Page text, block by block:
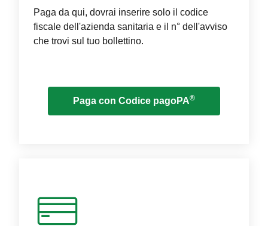
Paga da qui, dovrai inserire solo il codice
fiscale dell'azienda sanitaria e il n° dell'avviso
che trovi sul tuo bollettino.
Paga con Codice pagoPA®